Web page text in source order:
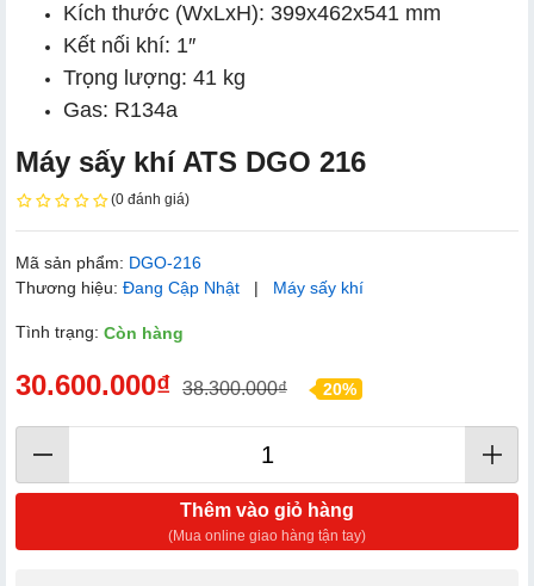
Kích thước (WxLxH): 399x462x541 mm
Kết nối khí: 1″
Trọng lượng: 41 kg
Gas: R134a
Máy sấy khí ATS DGO 216
(0 đánh giá)
Mã sản phẩm: DGO-216
Thương hiệu: Đang Cập Nhật | Máy sấy khí
Tình trạng: Còn hàng
30.600.000₫ 38.300.000₫ 20%
Thêm vào giỏ hàng
(Mua online giao hàng tận tay)